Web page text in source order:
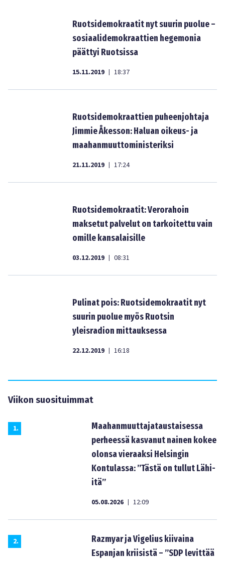
Ruotsidemokraatit nyt suurin puolue –
sosiaalidemokraattien hegemonia
päättyi Ruotsissa
15.11.2019 | 18:37
Ruotsidemokraattien puheenjohtaja
Jimmie Åkesson: Haluan oikeus- ja
maahanmuuttoministeriksi
21.11.2019 | 17:24
Ruotsidemokraatit: Verorahoin
maksetut palvelut on tarkoitettu vain
omille kansalaisille
03.12.2019 | 08:31
Pulinat pois: Ruotsidemokraatit nyt
suurin puolue myös Ruotsin
yleisradion mittauksessa
22.12.2019 | 16:18
Viikon suosituimmat
1.
Maahanmuuttajataustaisessa
perheessä kasvanut nainen kokee
olonsa vieraaksi Helsingin
Kontulassa: ”Tästä on tullut Lähi-
itä”
05.08.2026 | 12:09
2.
Razmyar ja Vigelius kiivaina
Espanjan kriisistä – ”SDP levittää